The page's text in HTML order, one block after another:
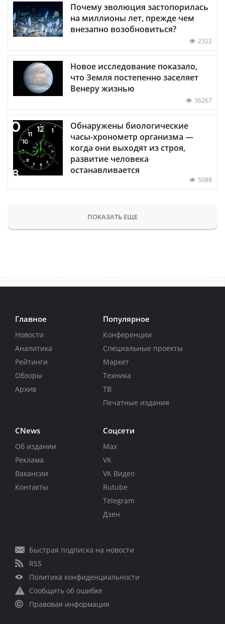
Почему эволюция застопорилась
на миллионы лет, прежде чем
внезапно возобновиться?
2322
Новое исследование показало,
что Земля постепенно заселяет
Венеру жизнью
36267
Обнаружены биологические
часы-хронометр организма —
когда они выходят из строя,
развитие человека
останавливается
5088
ПОКАЗАТЬ ЕЩЕ
Главное
Новости
Аналитика
Рейтинги
Обзоры
Архив
Популярное
Конференции
Специальные проекты
Маркет
Техника
ТВ
Печатные издания
CNews
Об издании
Реклама
Вакансии
Контакты
Соцсети
Max
VK
VK Видео
Rutube
Telegram
Дзен
Быстрая подписка на новости
RSS
Политика конфиденциальности
Сообщить об ошибке
Правовая информация